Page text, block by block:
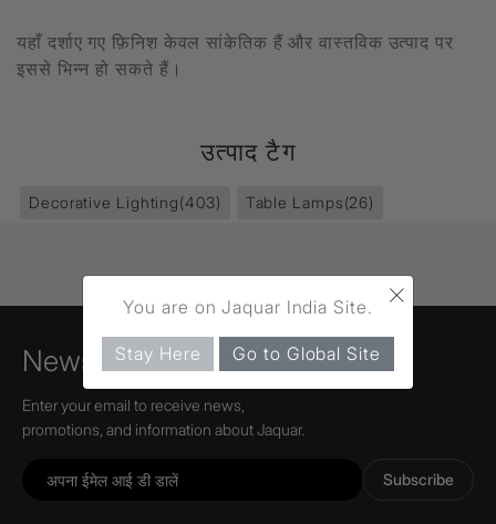
यहाँ दर्शाए गए फ़िनिश केवल सांकेतिक हैं और वास्तविक उत्पाद पर
इससे भिन्न हो सकते हैं।
उत्पाद टैग
Decorative Lighting(403) Table Lamps(26)
Newsletter
Enter your email to receive news,
promotions, and information about Jaquar.
Subscribe
×
You are on Jaquar India Site.
Stay Here Go to Global Site